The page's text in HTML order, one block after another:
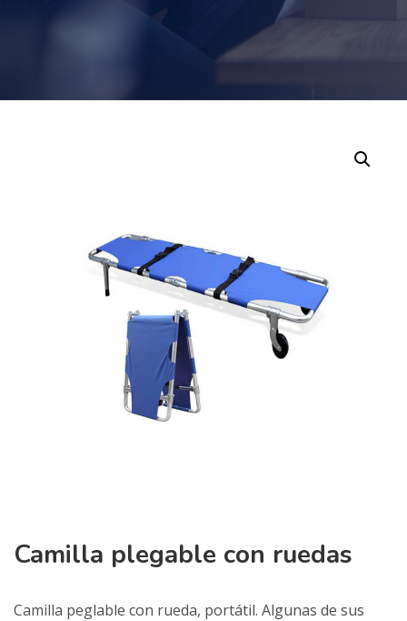
Camilla plegable con ruedas
Camilla peglable con rueda, portátil. Algunas de sus